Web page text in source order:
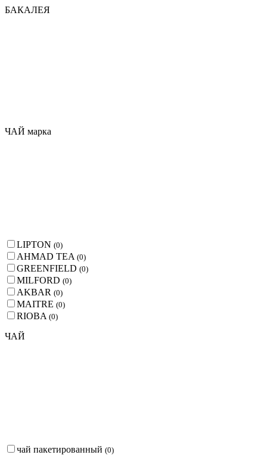
БАКАЛЕЯ
ЧАЙ марка
LIPTON (0)
AHMAD TEA (0)
GREENFIELD (0)
MILFORD (0)
AKBAR (0)
MAITRE (0)
RIOBA (0)
ЧАЙ
чай пакетированный (0)